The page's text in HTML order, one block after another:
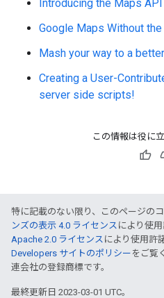
この情報は役に
特に記載のない限り、このページの
ンズの表示 4.0 ライセンス により使
Apache 2.0 ライセンス により使用許
Developers サイトのポリシー をご覧
連会社の登録商標です。
最終更新日 2023-03-01 UTC。